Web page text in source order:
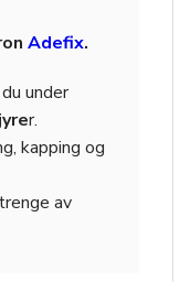
Adefix.
under
r.
kapping og
av